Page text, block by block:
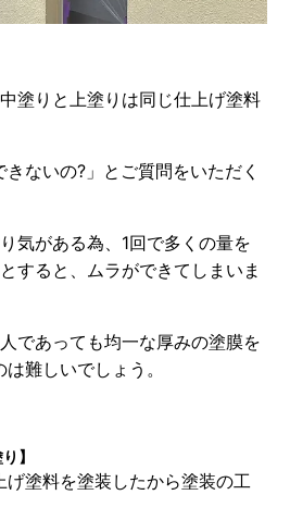
塗りと上塗りは同じ仕上げ塗料
きないの?」とご質問をいただく
気がある為、1回で多くの量を
すると、ムラができてしまいま
であっても均一な厚みの塗膜を
難しいでしょう。
】
げ塗料を塗装したから塗装の工